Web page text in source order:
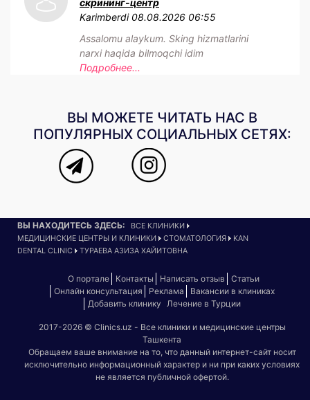
Karimberdi 08.08.2026 06:55
Assalomu alaykum. Sking hizmatlarini
narxi haqida bilmoqchi idim
Подробнее...
ВЫ МОЖЕТЕ ЧИТАТЬ НАС В
ПОПУЛЯРНЫХ СОЦИАЛЬНЫХ СЕТЯХ:
ВЫ НАХОДИТЕСЬ ЗДЕСЬ:
ВСЕ КЛИНИКИ
МЕДИЦИНСКИЕ ЦЕНТРЫ И КЛИНИКИ
СТОМАТОЛОГИЯ
KAN
DENTAL CLINIC
ТУРАЕВА АЗИЗА ХАЙИТОВНА
О портале Контакты Написать отзыв
Статьи
Онлайн консультация
Реклама
Вакансии в клиниках
Добавить клинику
Лечение в Турции
2017-2026 © Clinics.uz - Все клиники и медицинские центры
Ташкента
Обращаем ваше внимание на то, что данный интернет-сайт носит
исключительно информационный характер и ни при каких условиях
не является публичной офертой.